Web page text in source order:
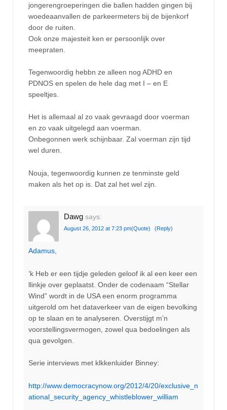
jongerengroeperingen die ballen hadden gingen bij
woedeaanvallen de parkeermeters bij de bijenkorf
door de ruiten.
Ook onze majesteit ken er persoonlijk over
meepraten.
Tegenwoordig hebbn ze alleen nog ADHD en
PDNOS en spelen de hele dag met I – en E
speeltjes.
Het is allemaal al zo vaak gevraagd door voerman
en zo vaak uitgelegd aan voerman.
Onbegonnen werk schijnbaar. Zal voerman zijn tijd
wel duren.
Nouja, tegenwoordig kunnen ze tenminste geld
maken als het op is. Dat zal het wel zijn.
Dawg says:
August 26, 2012 at 7:23 pm(Quote) (Reply)
Adamus,
‘k Heb er een tijdje geleden geloof ik al een keer een
llinkje over geplaatst. Onder de codenaam “Stellar
Wind” wordt in de USA een enorm programma
uitgerold om het dataverkeer van de eigen bevolking
op te slaan en te analyseren. Overstijgt m’n
voorstellingsvermogen, zowel qua bedoelingen als
qua gevolgen.
Serie interviews met klkkenluider Binney:
http://www.democracynow.org/2012/4/20/exclusive_n
ational_security_agency_whistleblower_william